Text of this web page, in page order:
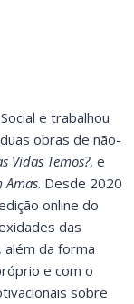
e trabalhou
obras de não-
Vidas Temos?, e
Amas. Desde 2020
online do
das
da forma
e com o
sobre